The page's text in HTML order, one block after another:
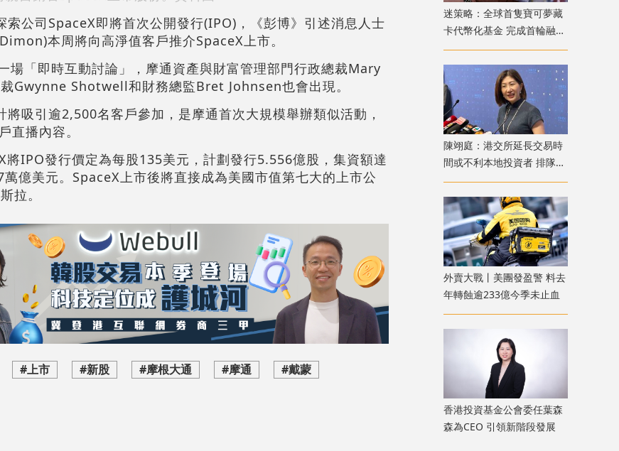
索公司SpaceX即將首次公開發行(IPO)，《彭博》引述消息人士
本周將向高淨值客戶推介SpaceX上市。
場「即時互動討論」，摩通資產與財富管理部門行政總裁Mary
Gwynne Shotwell和財務總監Bret Johnsen也會出現。
吸引逾2,500名客戶參加，是摩通首次大規模舉辦類似活動，
直播內容。
將IPO發行價定為每股135美元，計劃發行5.556億股，集資額達
億美元。SpaceX上市後將直接成為美國市值第七大的上市公
拉。
#上市 #新股 #摩根大通 #摩通
#戴蒙
迷策略：全球首隻寶可夢藏
卡代幣化基金 完成首輪融資
兼獲超購
陳翊庭：港交所延長交易時
間或不利本地投資者 排隊上
市公司數量創新高
外賣大戰丨美團發盈警 料去
年轉蝕逾233億今季未止血
香港投資基金公會委任葉森
森為CEO 引領新階段發展